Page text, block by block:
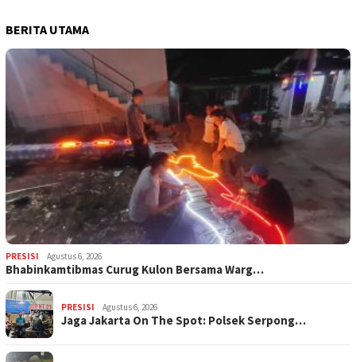
BERITA UTAMA
PRESISI Agustus 6, 2026
Bhabinkamtibmas Curug Kulon Bersama Warg…
PRESISI Agustus 6, 2026
Jaga Jakarta On The Spot: Polsek Serpong…